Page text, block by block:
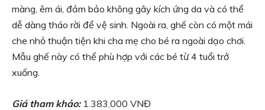
màng, êm ái, đảm bảo không gây kích ứng da và có thể
dễ dàng tháo rời để vệ sinh. Ngoài ra, ghế còn có một mái
che nhỏ thuận tiện khi cha mẹ cho bé ra ngoài dạo chơi.
Mẫu ghế này có thể phù hợp với các bé từ 4 tuổi trở
xuống.
Giá tham khảo:1.383.000 VNĐ